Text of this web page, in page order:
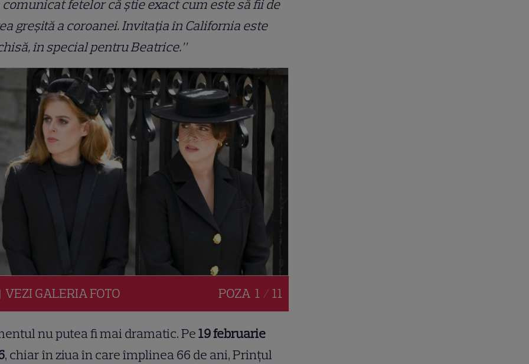
fetelor că știe exact cum este să fii de
greșită a coroanei. Invitația în California este
în special pentru Beatrice.”
VEZI GALERIAFOTO POZA 1 / 11
nu putea fi mai dramatic. Pe19 februarie
, chiar în ziua în care împlinea 66 de ani, Prințul